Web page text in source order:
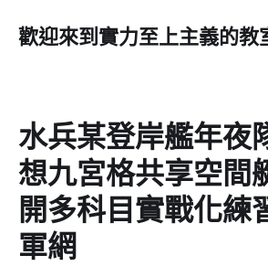
歡迎來到實力至上主義的教
水兵某登岸艦年夜
想九宮格共享空間
開多科目實戰化練
軍網